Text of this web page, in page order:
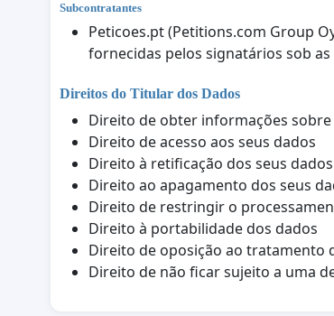
Subcontratantes
Peticoes.pt (Petitions.com Group
fornecidas pelos signatários sob
Direitos do Titular dos Dados
Direito de obter informações
Direito de acesso aos seus dados
Direito à retificação dos seus dados
Direito ao apagamento dos seus
Direito de restringir o
Direito à portabilidade dos dados
Direito de oposição ao tratamento
Direito de não ficar sujeito a uma